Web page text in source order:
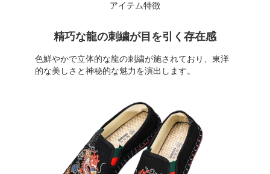
アイテム特徴
精巧な龍の刺繍が目を引く存在感
色鮮やかで立体的な龍の刺繍が施されており、東洋
的な美しさと神秘的な魅力を演出します。